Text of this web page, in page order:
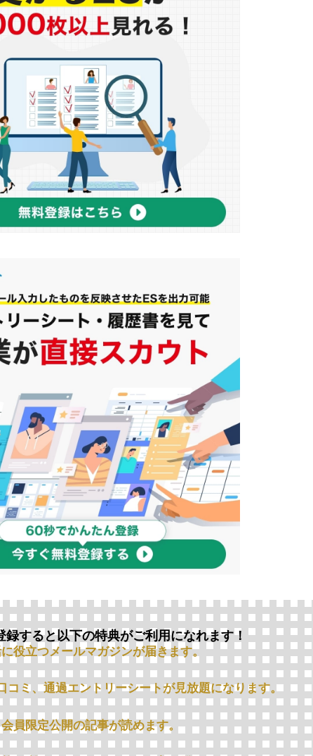
すると以下の特典がご利用になれます！
役立つメールマガジンが届きます。
コミ、通過エントリーシートが見放題になります。
会員限定公開の記事が読めます。